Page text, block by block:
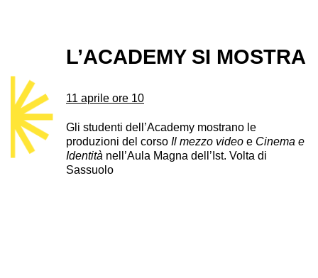
L’ACADEMY SI MOSTRA
11 aprile ore 10
Gli studenti dell’Academy mostrano le
produzioni del corso Il mezzo video e Cinema e
Identità nell’Aula Magna dell’Ist. Volta di
Sassuolo